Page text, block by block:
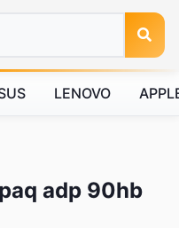
LENOVO
adp 90hb